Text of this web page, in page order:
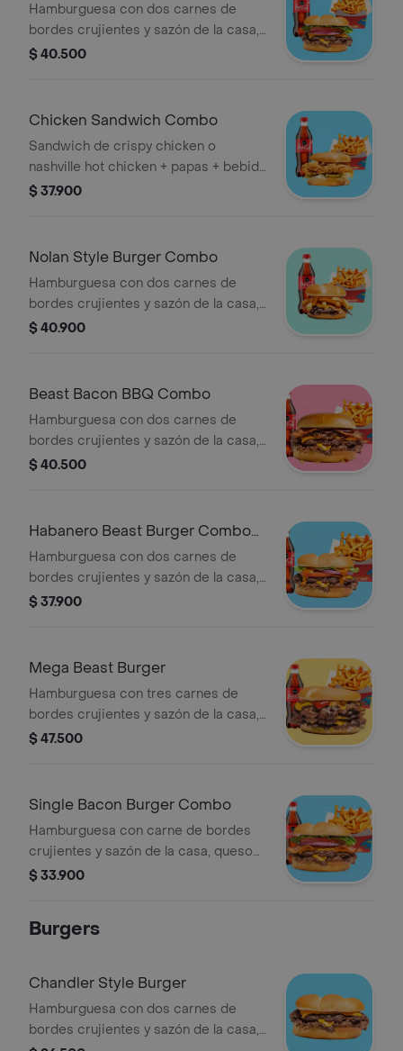
Hamburguesa con dos carnes de
bordes crujientes y sazón de la casa,
queso americano, mayonesa,
brioche tostado + papas + bebida a
$ 40.500
Chicken Sandwich Combo
Sandwich de crispy chicken o
nashville hot chicken + papas + bebida
a elección.
$ 37.900
Nolan Style Burger Combo
Hamburguesa con dos carnes de
bordes crujientes y sazón de la casa,
queso americano, mayonesa, ketchup,
elección.
$ 40.900
Beast Bacon BBQ Combo
Hamburguesa con dos carnes de
bordes crujientes y sazón de la casa,
queso americano, Salsa BBQ, cebolla
$ 40.500
Habanero Beast Burger Combo
(Picante)
Hamburguesa con dos carnes de
bordes crujientes y sazón de la casa,
queso americano, Salsa Habanero
+ papas + bebida a elección.
$ 37.900
Mega Beast Burger
Hamburguesa con tres carnes de
bordes crujientes y sazón de la casa,
queso americano, cebolla asada,
tostado + papas + bebida a elección.
$ 47.500
Single Bacon Burger Combo
Hamburguesa con carne de bordes
crujientes y sazón de la casa, queso
americano, bacon y vegetales
elección.
$ 33.900
Burgers
Chandler Style Burger
Hamburguesa con dos carnes de
bordes crujientes y sazón de la casa,